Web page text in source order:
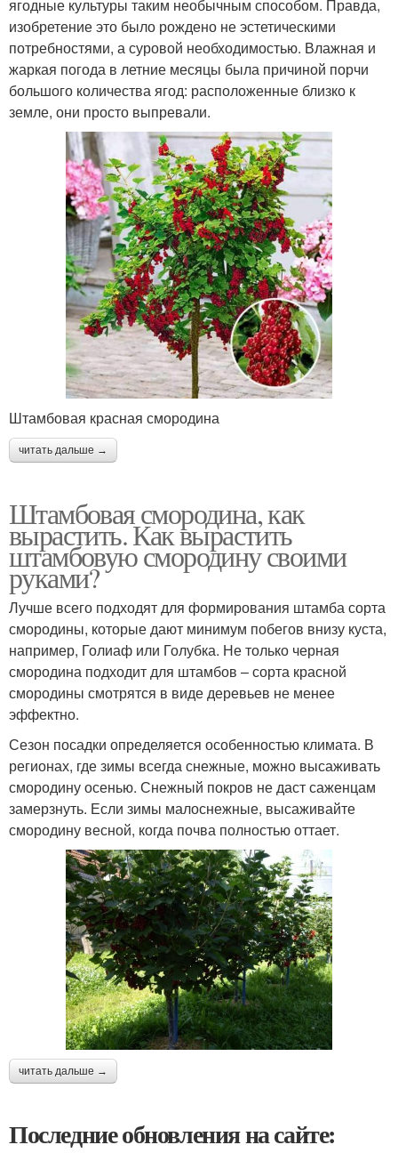
ягодные культуры таким необычным способом. Правда,
изобретение это было рождено не эстетическими
потребностями, а суровой необходимостью. Влажная и
жаркая погода в летние месяцы была причиной порчи
большого количества ягод: расположенные близко к
земле, они просто выпревали.
Штамбовая красная смородина
читать дальше →
Штамбовая смородина, как
вырастить. Как вырастить
штамбовую смородину своими
руками?
Лучше всего подходят для формирования штамба сорта
смородины, которые дают минимум побегов внизу куста,
например, Голиаф или Голубка. Не только черная
смородина подходит для штамбов – сорта красной
смородины смотрятся в виде деревьев не менее
эффектно.
Сезон посадки определяется особенностью климата. В
регионах, где зимы всегда снежные, можно высаживать
смородину осенью. Снежный покров не даст саженцам
замерзнуть. Если зимы малоснежные, высаживайте
смородину весной, когда почва полностью оттает.
читать дальше →
Последние обновления на сайте: